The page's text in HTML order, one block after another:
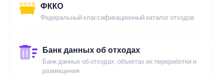
ФККО
Федеральный классификационный каталог отходов
Банк данных об отходах
Банк данных об отходах, объектах их переработки и
размещения